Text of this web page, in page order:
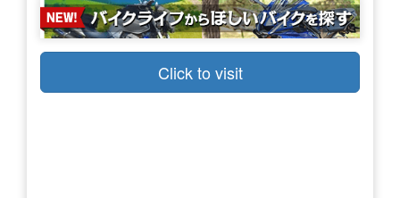
Click to visit